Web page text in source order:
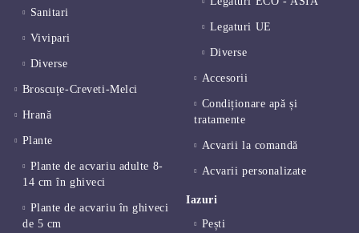
Sanitari
Vivipari
Diverse
Broscuțe-Creveti-Melci
Hrană
Plante
Plante de acvariu adulte 8-
14 cm în ghiveci
Plante de acvariu în ghiveci
de 5 cm
Legaturi UE
Diverse
Accesorii
Condiționare apă și
tratamente
Acvarii la comandă
Acvarii personalizate
Iazuri
Pești